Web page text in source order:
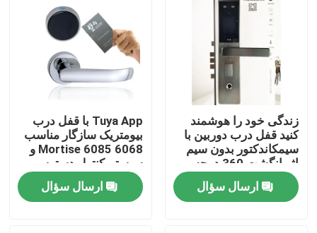
خونه
محصولات
زندگی خود را هوشمند
کنید قفل درب دوربین با
سیمکاندکتور بدون سیم
اثر انگشت 360 درجه
برای کنترل و امنیت
ارسال سؤال
Tuya App با قفل درب
بیومتریک سازگار مناسب
Mortise 6085 6068 و
سیستم کنترل دسترسی
امن تر برای ساختمان
های تجاریارسال سؤال